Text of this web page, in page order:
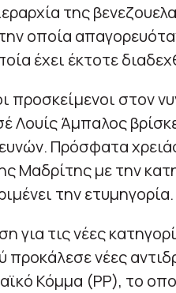
της
οποία
έχει έκτοτε
προσκείμενοι στον
Λουίς Άμπαλος
Πρόσφατα
Μαδρίτης με την
την ετυμηγορία.
για τις νέες
νέες
Κόμμα (PP), το